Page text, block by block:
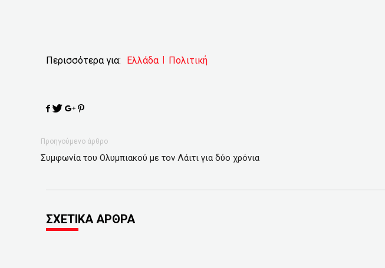
Περισσότερα για: Ελλάδα Πολιτική
Προηγούμενο άρθρο
Συμφωνία του Ολυμπιακού με τον Λάιτι για δύο χρόνια
ΣΧΕΤΙΚΑ ΑΡΘΡΑ